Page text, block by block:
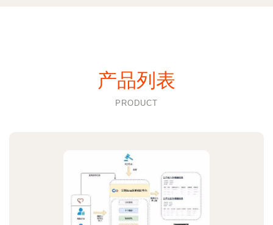
产品列表
PRODUCT